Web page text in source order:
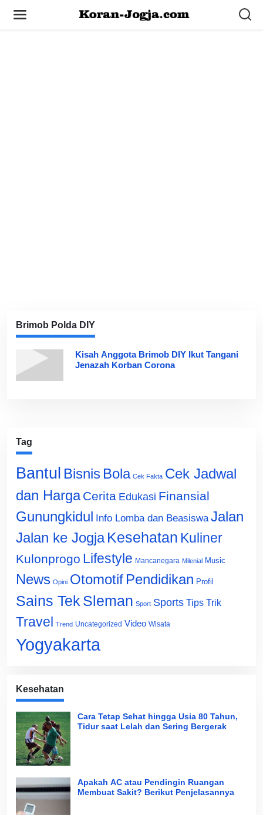
Brimob Polda DIY
Kisah Anggota Brimob DIY Ikut Tangani
Jenazah Korban Corona
Tag
Bantul Bisnis Bola Cek Fakta Cek Jadwal
dan Harga Cerita Edukasi Finansial
Gunungkidul Info Lomba dan Beasiswa Jalan
Jalan ke Jogja Kesehatan Kuliner
Kulonprogo Lifestyle Mancanegara Milenial Music
News Opini Otomotif Pendidikan Profil
Sains Tek Sleman Sport Sports Tips Trik
Travel Trend Uncategorized Video Wisata
Yogyakarta
Kesehatan
Cara Tetap Sehat hingga Usia 80 Tahun,
Tidur saat Lelah dan Sering Bergerak
Apakah AC atau Pendingin Ruangan
Membuat Sakit? Berikut Penjelasannya